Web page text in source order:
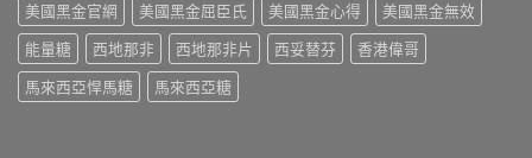
中
貨
渠
比
較〉
美國黑金官網
美國黑金屈臣氏 美國黑金心得
美國黑金無效
能量糖
西地那非 西地那非片 西妥替芬
香港偉哥
馬來西亞悍馬糖
馬來西亞糖